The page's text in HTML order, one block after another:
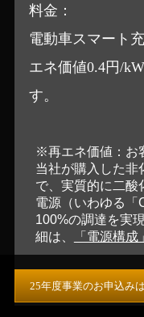
料金：
電動車スマート
エネ価値0.4円/
す。
25年度事業のお申込み